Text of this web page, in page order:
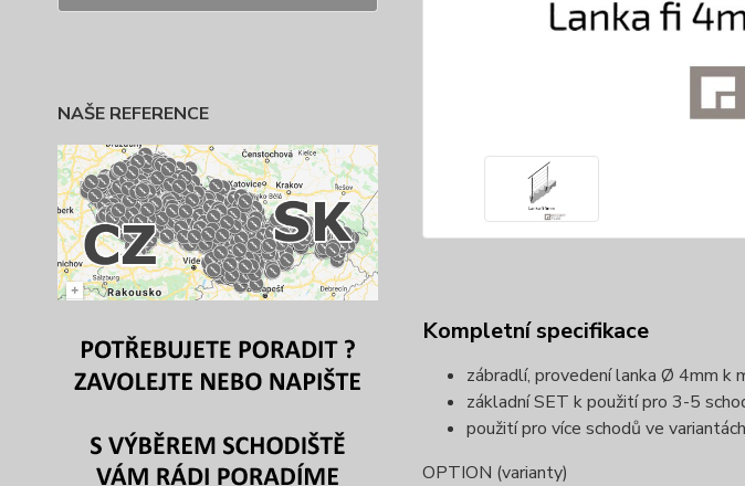
NAŠE REFERENCE
Kompletní specifikace
zábradlí, provedení lanka Ø 4mm k
základní SET k použití pro 3-5
použití pro více schodů ve variantách
OPTION (varianty)